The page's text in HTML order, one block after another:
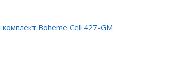
Boheme Cell 427-GM